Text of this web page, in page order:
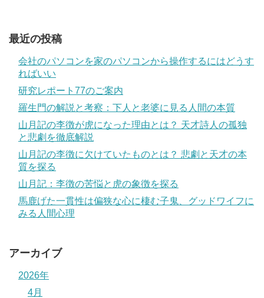
最近の投稿
会社のパソコンを家のパソコンから操作するにはどうす
ればいい
研究レポート77のご案内
羅生門の解説と考察：下人と老婆に見る人間の本質
山月記の李徴が虎になった理由とは？ 天才詩人の孤独
と悲劇を徹底解説
山月記の李徴に欠けていたものとは？ 悲劇と天才の本
質を探る
山月記：李徴の苦悩と虎の象徴を探る
馬鹿げた一貫性は偏狭な心に棲む子鬼、グッドワイフに
みる人間心理
アーカイブ
2026年
4月